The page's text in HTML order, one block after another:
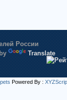
России
Translate
Powered By :